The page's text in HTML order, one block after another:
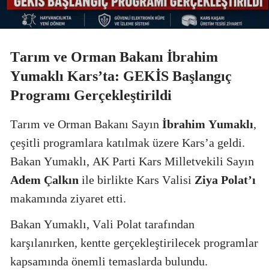
Karabük
Kilis
Osmaniye
Düzce
Tarım ve Orman Bakanı İbrahim
Yumaklı Kars’ta: GEKİS Başlangıç
Programı Gerçekleştirildi
Tarım ve Orman Bakanı Sayın İbrahim Yumaklı,
çeşitli programlara katılmak üzere Kars’a geldi.
Bakan Yumaklı, AK Parti Kars Milletvekili Sayın
Adem Çalkın ile birlikte Kars Valisi Ziya Polat’ı
makamında ziyaret etti.
Bakan Yumaklı, Vali Polat tarafından
karşılanırken, kentte gerçekleştirilecek programlar
kapsamında önemli temaslarda bulundu.